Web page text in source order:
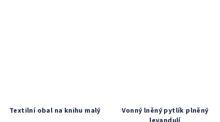
Textilní obal na knihu malý
Vonný lněný pytlík plněný